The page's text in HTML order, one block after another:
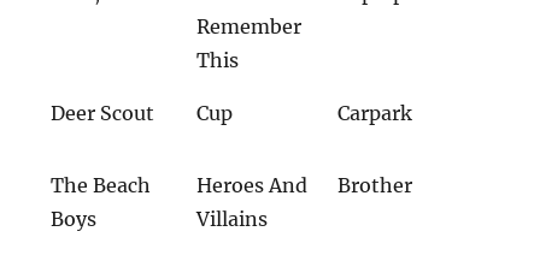
Remember
This
Deer Scout Cup Carpark
The Beach
Boys
Heroes And
Villains
Brother